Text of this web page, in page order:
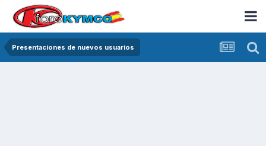
Presentaciones de nuevos usuarios